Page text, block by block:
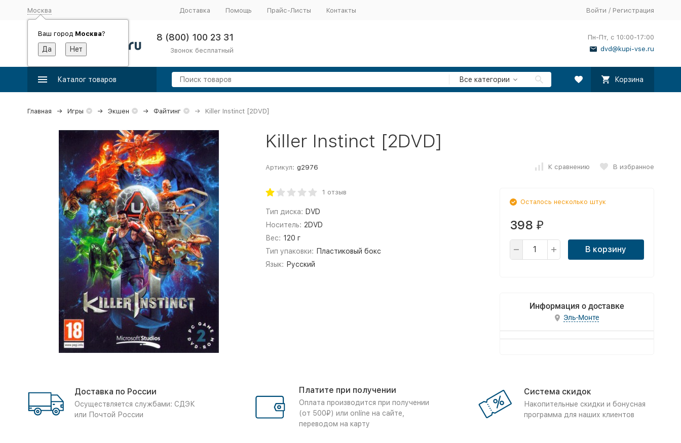
Москва
Ваш город Москва?
Доставка Помощь Прайс-Листы Контакты Войти / Регистрация
8 (800) 100 23 31
Звонок бесплатный
Пн-Пт, с 10:00-17:00
dvd@kupi-vse.ru
Каталог товаров Все категории Корзина
Главная Игры Экшен Файтинг Killer Instinct [2DVD]
Killer Instinct [2DVD]
Артикул: g2976 К сравнению В избранное
1 отзыв
Тип диска: DVD
Носитель: 2DVD
Вес: 120 г
Тип упаковки: Пластиковый бокс
Язык: Русский
Осталось несколько штук
398 ₽
В корзину
Информация о доставке
Эль-Монте
Доставка по России
Осуществляется службами: СДЭК
или Почтой России
Платите при получении
Оплата производится при получении
(от 500₽) или online на сайте,
переводом на карту
Система скидок
Накопительные скидки и бонусная
программа для наших клиентов